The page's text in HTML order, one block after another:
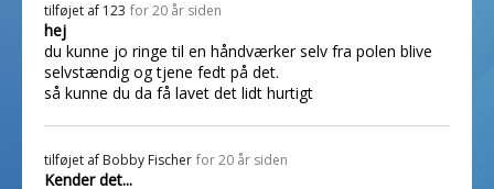
tilføjet af 123 for 20 år siden
hej
du kunne jo ringe til en håndværker selv fra polen blive
selvstændig og tjene fedt på det.
så kunne du da få lavet det lidt hurtigt
tilføjet af Bobby Fischer for 20 år siden
Kender det...